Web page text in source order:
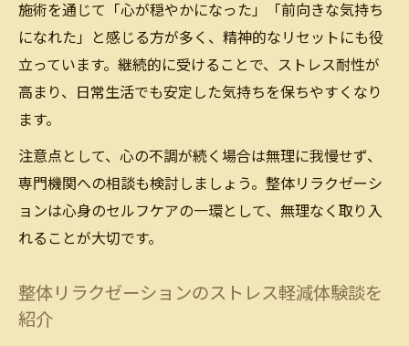
施術を通じて「心が穏やかになった」「前向きな気持ち
になれた」と感じる方が多く、精神的なリセットにも役
立っています。継続的に受けることで、ストレス耐性が
高まり、日常生活でも安定した気持ちを保ちやすくなり
ます。
注意点として、心の不調が続く場合は無理に我慢せず、
専門機関への相談も検討しましょう。整体リラクゼーシ
ョンは心身のセルフケアの一環として、無理なく取り入
れることが大切です。
整体リラクゼーションのストレス軽減体験談を
紹介